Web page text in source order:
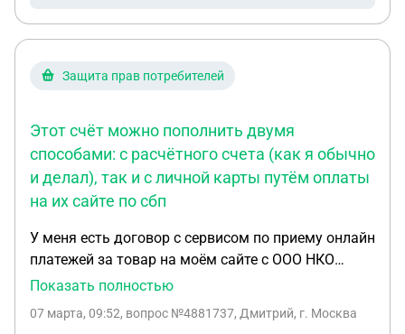
Защита прав потребителей
Этот счёт можно пополнить двумя
способами: с расчётного счета (как я обычно
и делал), так и с личной карты путём оплаты
на их сайте по сбп
У меня есть договор с сервисом по приему онлайн
платежей за товар на моём сайте с ООО НКО
"ЮМАНИ". Периодически мне надо пополнять
деньги клиента за купленный товар. Баланс
Показать полностью
07 марта, 09:52, вопрос №4881737, Дмитрий, г. Москва